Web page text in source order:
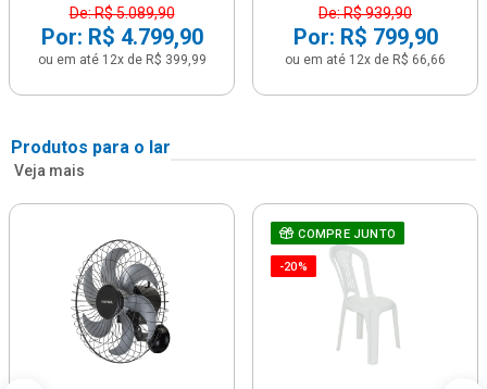
De: R$ 5.089,90
Por: R$ 4.799,90
ou em até 12x de R$ 399,99
De: R$ 939,90
Por: R$ 799,90
ou em até 12x de R$ 66,66
Produtos para o lar
Veja mais
COMPRE JUNTO
-20%